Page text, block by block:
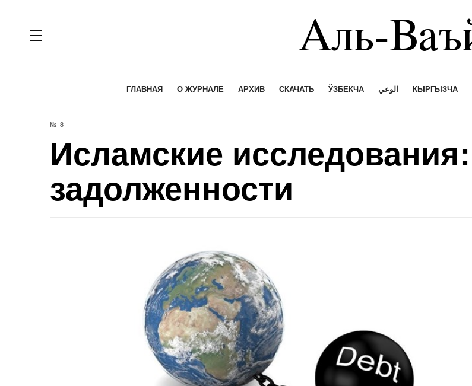
OFF CANVAS
ГЛАВНАЯ О ЖУРНАЛЕ АРХИВ СКАЧАТЬ ЎЗБЕКЧА الوعي КЫРГЫЗЧА
№ 8
Исламские
задолженности